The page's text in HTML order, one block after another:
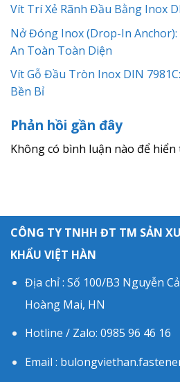
Vít Trí Xẻ Rãnh Đầu Bằng Inox
Nở Đóng Inox (Drop-In Anchor):
An Toàn Toàn Diện
Vít Gỗ Đầu Tròn Inox DIN
Bền Bỉ
Phản hồi gần đây
Không có bình luận nào để hiển
CÔNG TY TNHH ĐT TM SẢN
KHẨU VIỆT HÀN
Địa chỉ : Số 100/B3 Nguyễn
Hoàng Mai, HN
Hotline / Zalo: 0985 96 46 16
Email :